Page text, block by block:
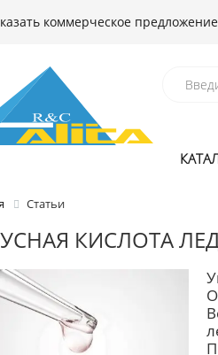
коммерческое предложение
Статьи
КИСЛОТА